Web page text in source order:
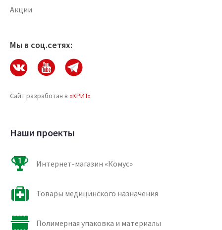
Акции
Мы в соц.сетях:
Сайт разработан в «КРИТ»
Наши проекты
Интернет-магазин «Комус»
Товары медицинского назначения
Полимерная упаковка и материалы